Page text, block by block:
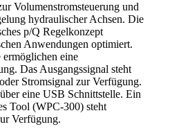
Volumenstromsteuerung und
hydraulischer Achsen. Die
p/Q Regelkonzept
Anwendungen optimiert.
ermöglichen eine
Das Ausgangssignal steht
Stromsignal zur Verfügung.
eine USB Schnittstelle. Ein
Tool (WPC-300) steht
Verfügung.